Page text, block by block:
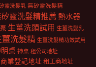
靈洗髮乳 無矽靈洗髮精
靈洗髮精推薦 熱水器
生薑洗頭試用 生薑洗髮乳
薑洗髮精 生薑洗髮精功效試用
桌 神桌 租公司地址
業登記地址 租工商地址